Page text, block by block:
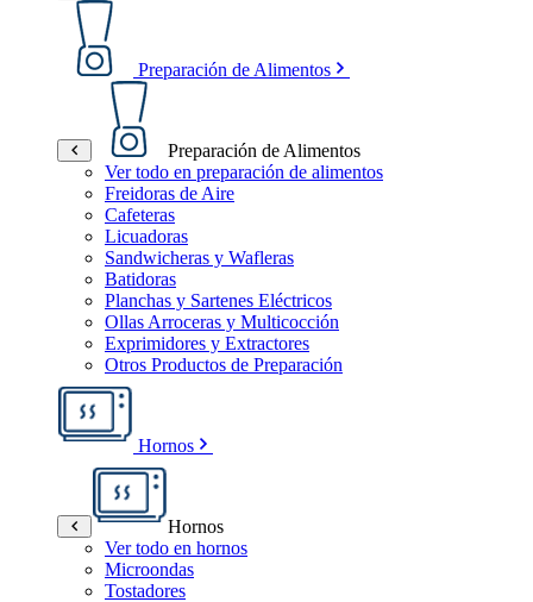
Preparación de Alimentos
Preparación de Alimentos
Ver todo en preparación de alimentos
Freidoras de Aire
Cafeteras
Licuadoras
Sandwicheras y Wafleras
Batidoras
Planchas y Sartenes Eléctricos
Ollas Arroceras y Multicocción
Exprimidores y Extractores
Otros Productos de Preparación
Hornos
Hornos
Ver todo en hornos
Microondas
Tostadores